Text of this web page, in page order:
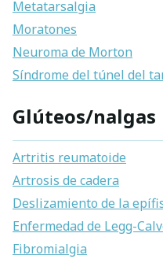
Metatarsalgia
Moratones
Neuroma de Morton
Síndrome del túnel del
Glúteos/nalgas
Artritis reumatoide
Artrosis de cadera
Deslizamiento de la
Enfermedad de Legg-
Fibromialgia